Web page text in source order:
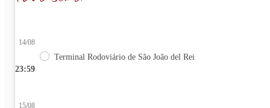
23:59
14/08
Terminal Rodoviário de São João del Rei
15/08